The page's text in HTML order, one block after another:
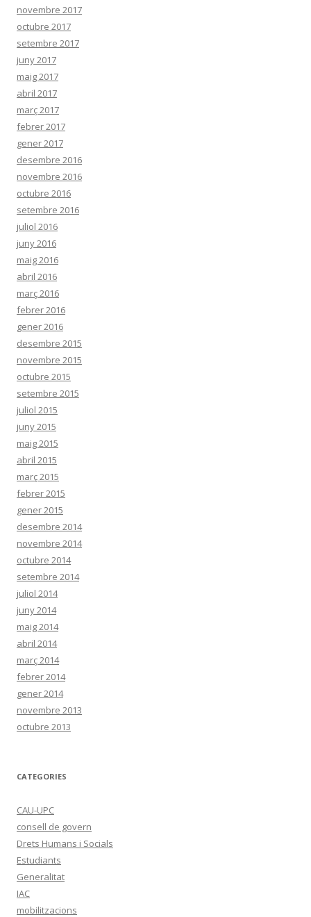
novembre 2017
octubre 2017
setembre 2017
juny 2017
maig 2017
abril 2017
març 2017
febrer 2017
gener 2017
desembre 2016
novembre 2016
octubre 2016
setembre 2016
juliol 2016
juny 2016
maig 2016
abril 2016
març 2016
febrer 2016
gener 2016
desembre 2015
novembre 2015
octubre 2015
setembre 2015
juliol 2015
juny 2015
maig 2015
abril 2015
març 2015
febrer 2015
gener 2015
desembre 2014
novembre 2014
octubre 2014
setembre 2014
juliol 2014
juny 2014
maig 2014
abril 2014
març 2014
febrer 2014
gener 2014
novembre 2013
octubre 2013
CATEGORIES
CAU-UPC
consell de govern
Drets Humans i Socials
Estudiants
Generalitat
IAC
mobilitzacions